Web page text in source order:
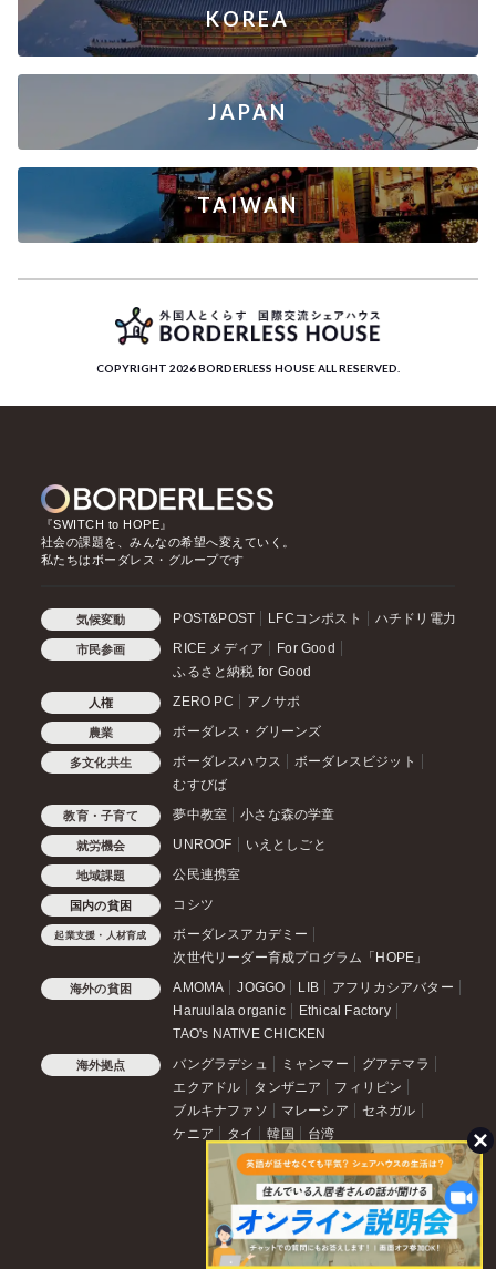
KOREA
JAPAN
TAIWAN
COPYRIGHT 2026 BORDERLESS HOUSE ALL RESERVED.
『SWITCH to HOPE』
社会の課題を、みんなの希望へ変えていく。
私たちはボーダレス・グループです
気候変動 POST&POST LFCコンポスト ハチドリ電力
市民参画 RICE メディア
For Good
ふるさと納税 for Good
人権 ZERO PC アノサポ
農業 ボーダレス・グリーンズ
多文化共生 ボーダレスハウス
ボーダレスビジット
むすびば
教育・子育て 夢中教室 小さな森の学童
就労機会 UNROOF いえとしごと
地域課題 公民連携室
国内の貧困 コシツ
起業支援・人材育成
ボーダレスアカデミー
次世代リーダー育成プログラム「HOPE」
海外の貧困 AMOMA JOGGO LIB
アフリカシアバター
Haruulala organic
Ethical Factory
TAO's NATIVE CHICKEN
海外拠点 バングラデシュ ミャンマー
グアテマラ
エクアドル
タンザニア
フィリピン
ブルキナファソ
マレーシア
セネガル
ケニア
タイ 韓国 台湾